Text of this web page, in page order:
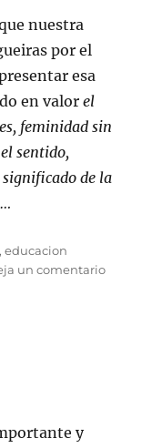
nuestra
por el
esa
en valorel
feminidad sin
sentido,
de la
,educacion
un comentarioen
y